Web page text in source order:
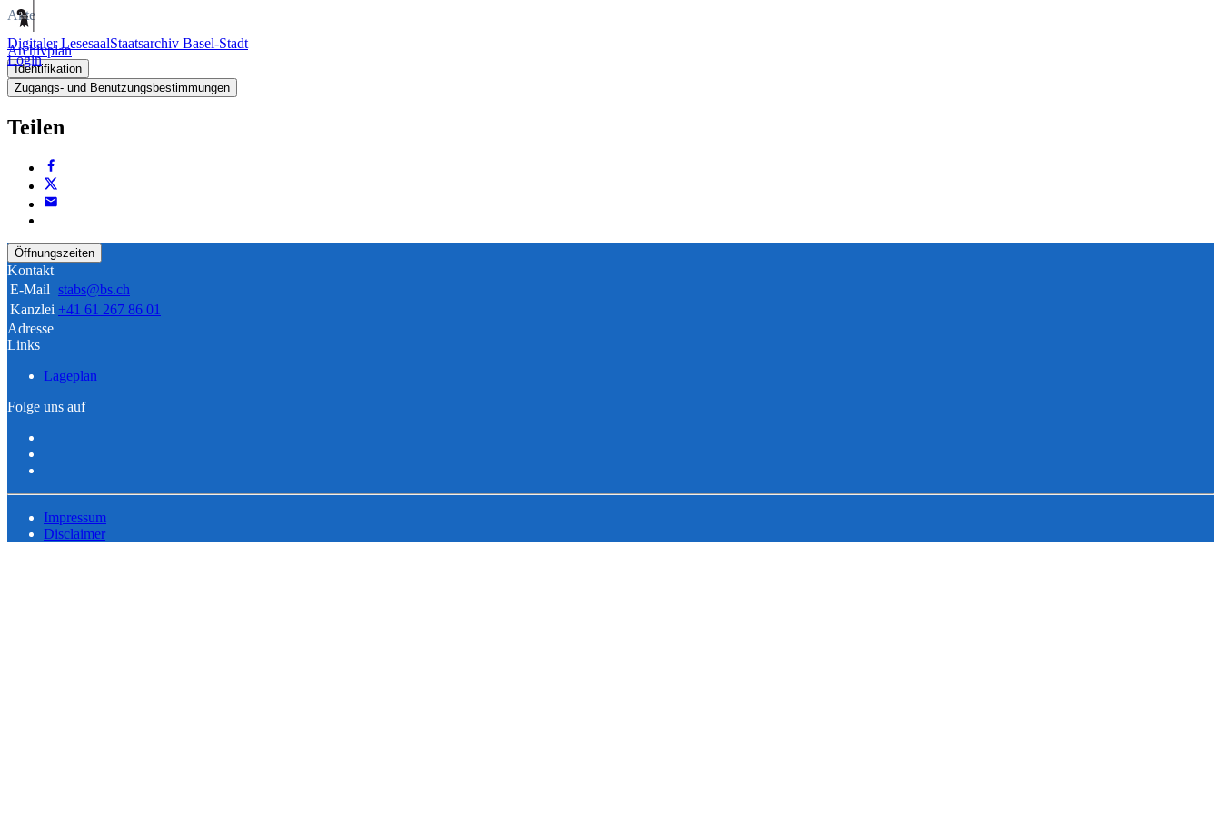
Digitaler LesesaalStaatsarchiv Basel-Stadt
Login
Akte
Archivplan
Identifikation
Zugangs- und Benutzungsbestimmungen
Teilen
Öffnungszeiten
Kontakt
E-Mail stabs@bs.ch
Kanzlei +41 61 267 86 01
Adresse
Links
Lageplan
Folge uns auf
Impressum
Disclaimer